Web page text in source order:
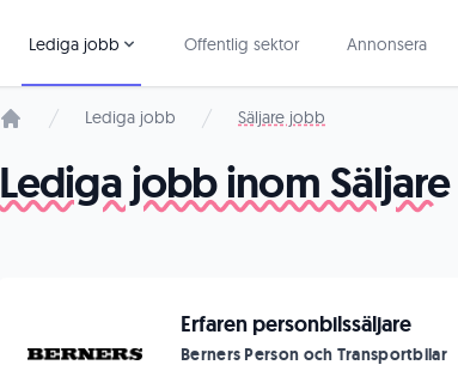
Lediga jobb Offentlig sektor Annonsera
Lediga jobb Säljare jobb
Lediga jobb inom Säljare
Erfaren personbilssäljare
Berners Person och Transportbilar